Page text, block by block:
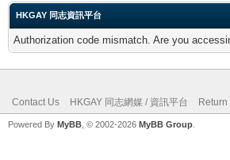
HKGAY 同志資訊平台
Authorization code mismatch. Are you
Contact Us HKGAY 同志網媒 / 資訊平台 Return
Powered By MyBB , © 2002-2026 MyBB Group